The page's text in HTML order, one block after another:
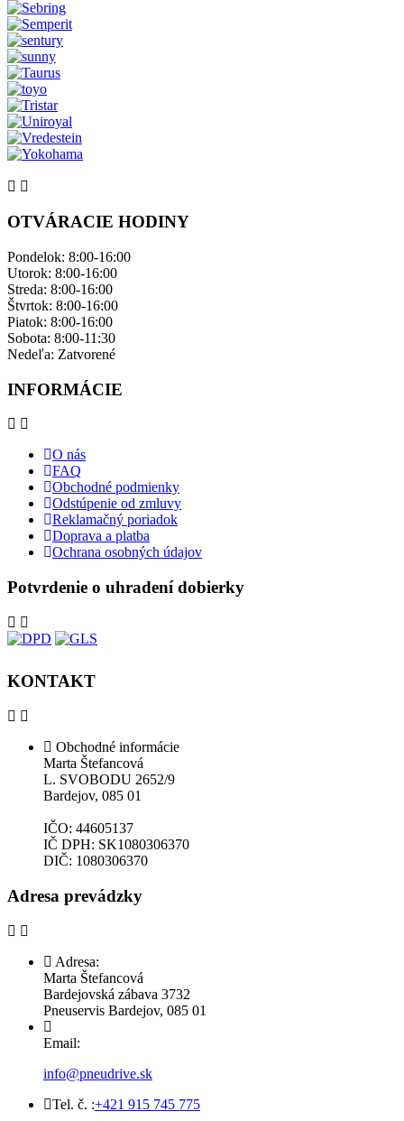
OTVÁRACIE HODINY
Pondelok: ​8:00-16:00
Utorok: 8:00-16:00
Streda: 8:00-16:00
Štvrtok: 8:00-16:00
Piatok: 8:00-16:00
Sobota: 8:00-11:30
Nedeľa: ​Zatvorené
INFORMÁCIE
O nás
FAQ
Obchodné podmienky
Odstúpenie od zmluvy
Reklamačný poriadok
Doprava a platba
Ochrana osobných údajov
Potvrdenie o uhradení dobierky
KONTAKT
Obchodné informácie
Marta Štefancová
L. SVOBODU 2652/9
Bardejov, 085 01
IČO: 44605137
IČ DPH: SK1080306370
DIČ: 1080306370
Adresa prevádzky
Adresa:
Marta Štefancová
Bardejovská zábava 3732
Pneuservis Bardejov, 085 01
Email:
info@pneudrive.sk
Tel. č. :+421 915 745 775